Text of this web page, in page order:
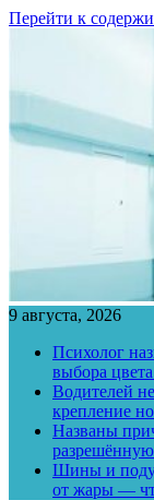
Перейти к
9 августа, 2026
Психолог
выбора
Водителей
крепление
Названы
разрешённую
Шины и
от жары —